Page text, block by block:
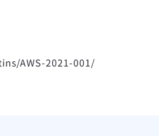
AWS-2021-001/